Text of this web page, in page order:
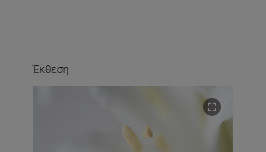
Έκθεση